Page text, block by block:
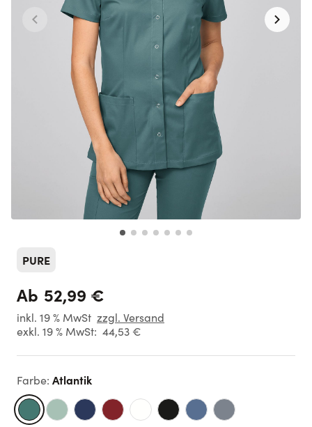
PURE
Ab 52,99 €
inkl. 19 % MwSt zzgl. Versand
exkl. 19 % MwSt: 44,53 €
Farbe: Atlantik